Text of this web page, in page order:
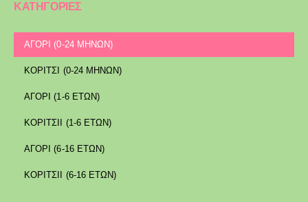
ΚΑΤΗΓΟΡΙΕΣ
ΑΓΟΡΙ (0-24 ΜΗΝΩΝ)
ΚΟΡΙΤΣΙ (0-24 ΜΗΝΩΝ)
ΑΓΟΡΙ (1-6 ΕΤΩΝ)
ΚΟΡΙΤΣΙΙ (1-6 ΕΤΩΝ)
ΑΓΟΡΙ (6-16 ΕΤΩΝ)
ΚΟΡΙΤΣΙΙ (6-16 ΕΤΩΝ)